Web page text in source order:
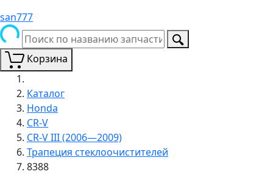
san777
Корзина
Каталог
Honda
CR-V
CR-V III (2006—2009)
Трапеция стеклоочистителей
8388